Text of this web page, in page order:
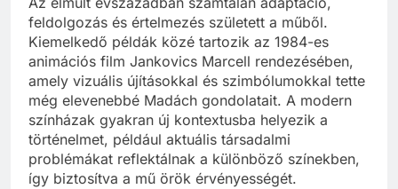
feldolgozás és értelmezés született a műből.
Kiemelkedő példák közé tartozik az 1984-es
animációs film Jankovics Marcell rendezésében,
amely vizuális újításokkal és szimbólumokkal tette
még elevenebbé Madách gondolatait. A modern
színházak gyakran új kontextusba helyezik a
történelmet, például aktuális társadalmi
problémákat reflektálnak a különböző színekben,
így biztosítva a mű örök érvényességét.